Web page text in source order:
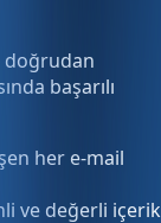
doğrudan
başarılı
her e-mail
ve değerli içerik